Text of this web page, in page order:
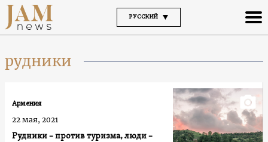
РУССКИЙ
рудники
Рудники – против туризма, люди –
Армения
22 мая, 2021